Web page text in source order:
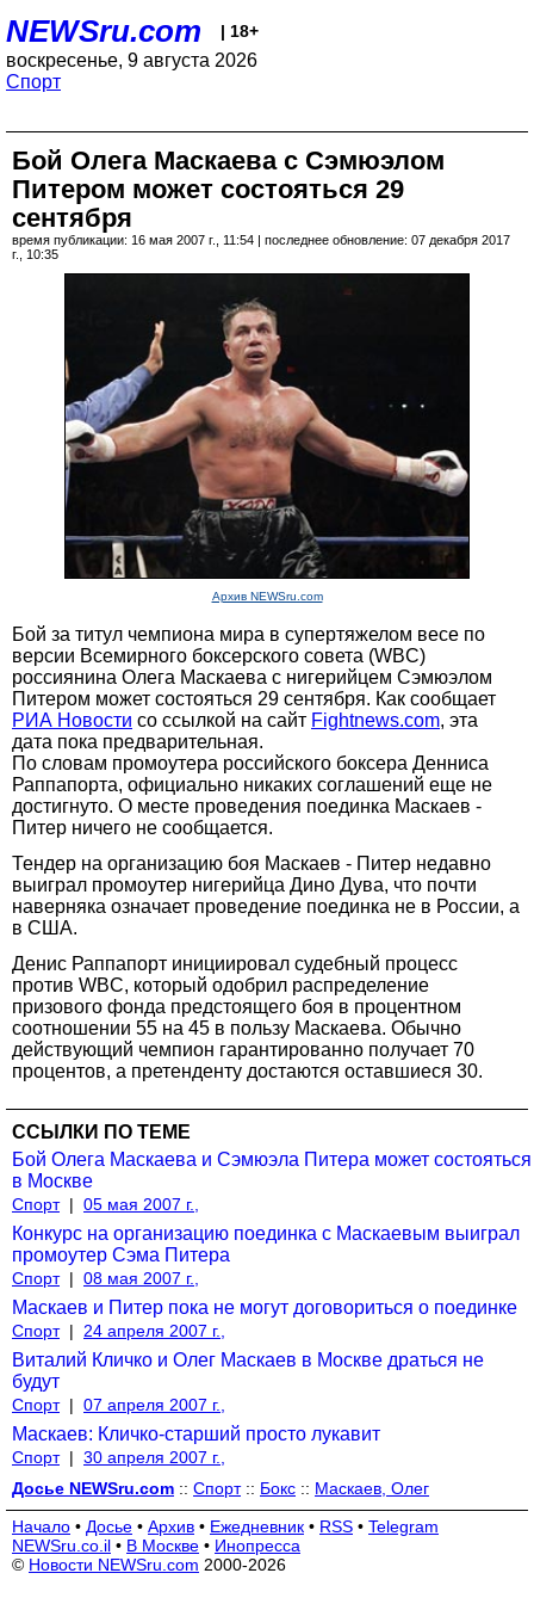
NEWSru.com | 18+
воскресенье, 9 августа 2026
Спорт
Бой Олега Маскаева с Сэмюэлом
Питером может состояться 29
сентября
время публикации: 16 мая 2007 г., 11:54 | последнее обновление: 07 декабря 2017
г., 10:35
Архив NEWSru.com
Бой за титул чемпиона мира в супертяжелом весе по
версии Всемирного боксерского совета (WBC)
россиянина Олега Маскаева с нигерийцем Сэмюэлом
Питером может состояться 29 сентября. Как сообщает
РИА Новости со ссылкой на сайт Fightnews.com, эта
дата пока предварительная.
По словам промоутера российского боксера Денниса
Раппапорта, официально никаких соглашений еще не
достигнуто. О месте проведения поединка Маскаев -
Питер ничего не сообщается.
Тендер на организацию боя Маскаев - Питер недавно
выиграл промоутер нигерийца Дино Дува, что почти
наверняка означает проведение поединка не в России, а
в США.
Денис Раппапорт инициировал судебный процесс
против WBC, который одобрил распределение
призового фонда предстоящего боя в процентном
соотношении 55 на 45 в пользу Маскаева. Обычно
действующий чемпион гарантированно получает 70
процентов, а претенденту достаются оставшиеся 30.
ССЫЛКИ ПО ТЕМЕ
Бой Олега Маскаева и Сэмюэла Питера может состояться
в Москве
Спорт | 05 мая 2007 г.,
Конкурс на организацию поединка с Маскаевым выиграл
промоутер Сэма Питера
Спорт | 08 мая 2007 г.,
Маскаев и Питер пока не могут договориться о поединке
Спорт | 24 апреля 2007 г.,
Виталий Кличко и Олег Маскаев в Москве драться не
будут
Спорт | 07 апреля 2007 г.,
Маскаев: Кличко-старший просто лукавит
Спорт | 30 апреля 2007 г.,
Досье NEWSru.com :: Спорт:: Бокс :: Маскаев, Олег
Начало • Досье • Архив • Ежедневник • RSS • Telegram
NEWSru.co.il • В Москве • Инопресса
© Новости NEWSru.com 2000-2026